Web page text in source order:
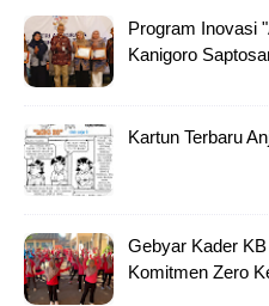
Program Inovasi
Kanigoro
Kartun Terbaru
Gebyar Kader
Komitmen Zero